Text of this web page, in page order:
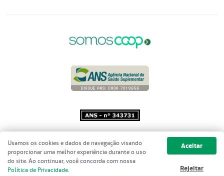
Copyright 2001 - 2026 Unimed do
Brasil - Todos os direitos reservados
Usamos os cookies e dados de navegação visando
proporcionar uma melhor experiência durante o uso
do site. Ao continuar, você concorda com nossa
Política de Privacidade.
Aceitar
Rejeitar